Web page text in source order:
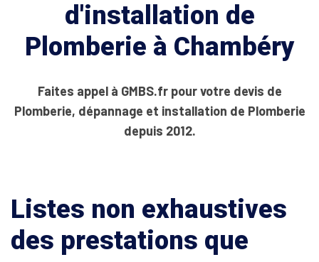
d'installation de
Plomberie à Chambéry
Faites appel à GMBS.fr pour votre devis de
Plomberie, dépannage et installation de Plomberie
depuis 2012.
Listes non exhaustives
des prestations que